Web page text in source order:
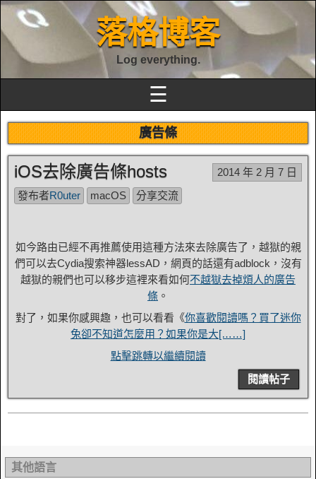
落格博客
Log everything.
☰
廣告條
iOS去除廣告條hosts
2014 年 2 月 7 日
發布者R0uter macOS 分享交流
如今路由已經不再推薦使用這種方法來去除廣告了，越獄的親
們可以去Cydia搜索神器lessAD，網頁的話還有adblock，沒有
越獄的親們也可以移步這裡來看如何不越獄去掉煩人的廣告
條 。
對了，如果你感興趣，也可以看看《你喜歡閱讀嗎？買了迷你
兔卻不知道怎麼用？如果你是大[……]
點擊跳轉以繼續閱讀
閱讀帖子
其他語言